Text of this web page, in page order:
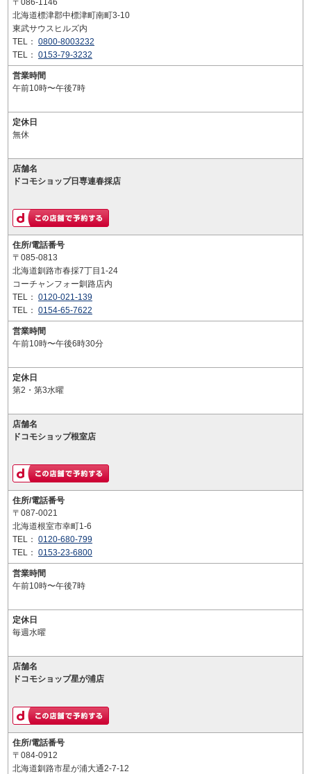
〒086-1146
北海道標津郡中標津町南町3-10
東武サウスヒルズ内
TEL： 0800-8003232
TEL： 0153-79-3232
営業時間
午前10時〜午後7時
定休日
無休
店舗名
ドコモショップ日専連春採店
住所/電話番号
〒085-0813
北海道釧路市春採7丁目1-24
コーチャンフォー釧路店内
TEL： 0120-021-139
TEL： 0154-65-7622
営業時間
午前10時〜午後6時30分
定休日
第2・第3水曜
店舗名
ドコモショップ根室店
住所/電話番号
〒087-0021
北海道根室市幸町1-6
TEL： 0120-680-799
TEL： 0153-23-6800
営業時間
午前10時〜午後7時
定休日
毎週水曜
店舗名
ドコモショップ星が浦店
住所/電話番号
〒084-0912
北海道釧路市星が浦大通2-7-12